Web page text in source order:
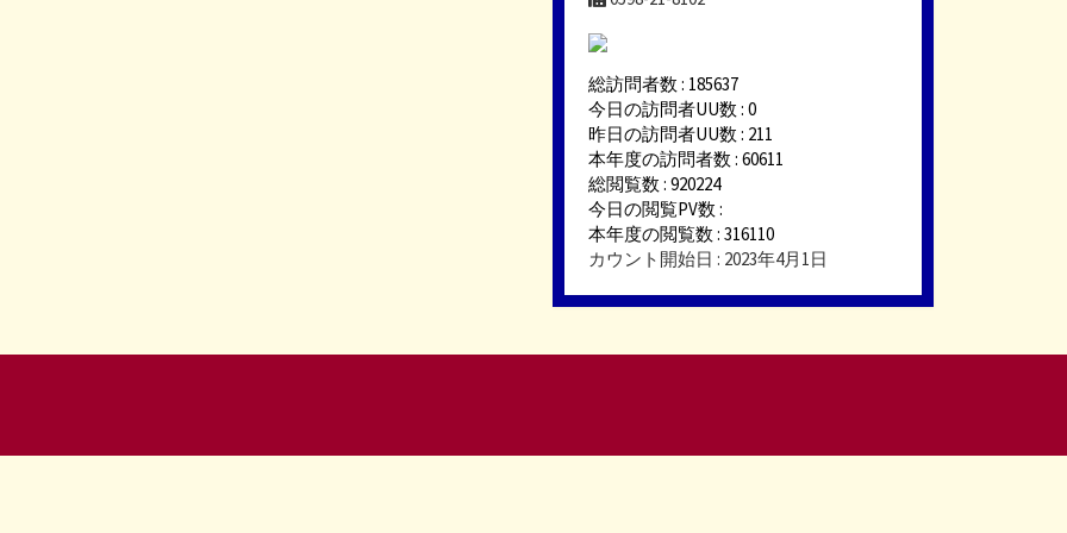
総訪問者数 : 185637
今日の訪問者UU数 : 0
昨日の訪問者UU数 : 211
本年度の訪問者数 : 60611
総閲覧数 : 920224
今日の閲覧PV数 :
本年度の閲覧数 : 316110
カウント開始日 : 2023年4月1日